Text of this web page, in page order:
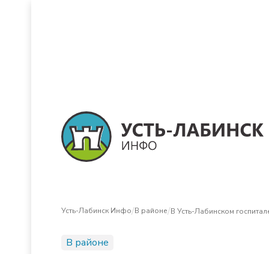
Усть-Лабинск Инфо/В районе/В Усть-Лабинском
В районе